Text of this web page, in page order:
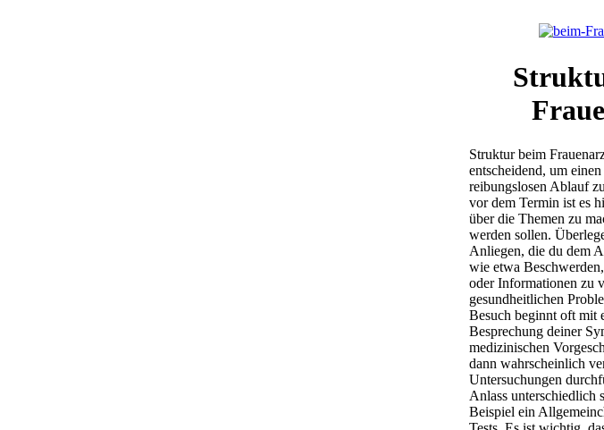
Struktur beim
entscheidend, um
reibungslosen Ablauf
vor dem Termin ist es
über die Themen zu
werden sollen.
Anliegen, die du dem
wie etwa
oder Informationen zu
gesundheitlichen
Besuch beginnt oft mit
Besprechung deiner
medizinischen
dann wahrscheinlich
Untersuchungen
Anlass unterschiedlich
Beispiel ein